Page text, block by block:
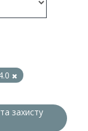
захисту